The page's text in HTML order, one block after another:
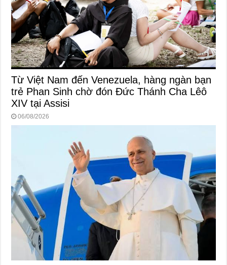
Từ Việt Nam đến Venezuela, hàng ngàn bạn
trẻ Phan Sinh chờ đón Đức Thánh Cha Lêô
XIV tại Assisi
06/08/2026